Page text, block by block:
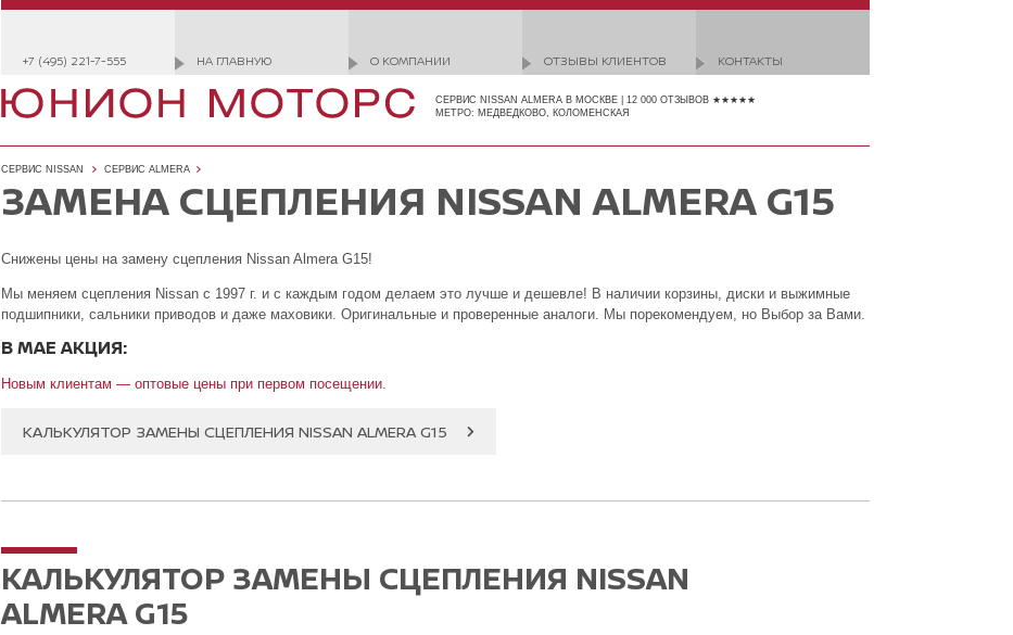
+7 (495) 221-7-555 НА ГЛАВНУЮ О КОМПАНИИ ОТЗЫВЫ КЛИЕНТОВ КОНТАКТЫ
СЕРВИС NISSAN ALMERA В МОСКВЕ | 12 000 ОТЗЫВОВ ★★★★★
МЕТРО: МЕДВЕДКОВО, КОЛОМЕНСКАЯ
СЕРВИС NISSAN СЕРВИС ALMERA
ЗАМЕНА СЦЕПЛЕНИЯ NISSAN ALMERA G15
Снижены цены на замену сцепления Nissan Almera G15!
Мы меняем сцепления Nissan с 1997 г. и с каждым годом делаем это лучше и дешевле! В наличии корзины, диски и выжимные
подшипники, сальники приводов и даже маховики. Оригинальные и проверенные аналоги. Мы порекомендуем, но Выбор за Вами.
В МАЕ АКЦИЯ:
Новым клиентам — оптовые цены при первом посещении.
КАЛЬКУЛЯТОР ЗАМЕНЫ СЦЕПЛЕНИЯ NISSAN ALMERA G15
КАЛЬКУЛЯТОР ЗАМЕНЫ СЦЕПЛЕНИЯ NISSAN
ALMERA G15